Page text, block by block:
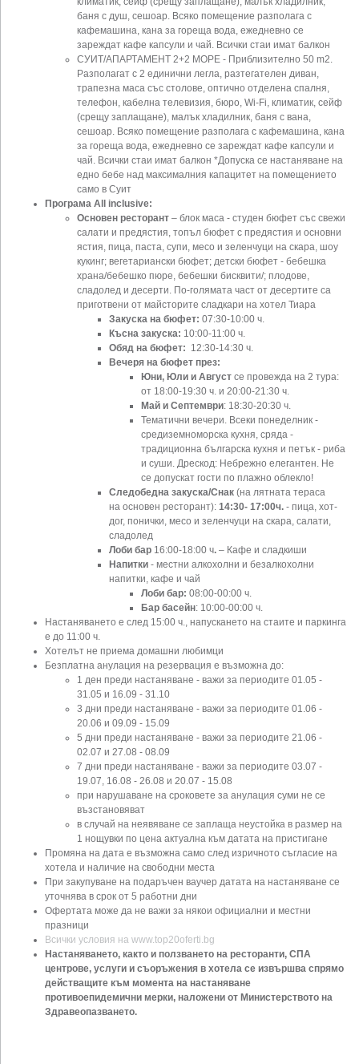
баня с душ, сешоар. Всяко помещение разполага с
кафемашина, кана за гореща вода, ежедневно се
зареждат кафе капсули и чай. Всички стаи имат балкон
СУИТ/АПАРТАМЕНТ 2+2 МОРЕ - Приблизително 50 m2.
Разполагат с 2 единични легла, разтегателен диван,
трапезна маса със столове, оптично отделена спалня,
телефон, кабелна телевизия, бюро, Wi-Fi, климатик, сейф
(срещу заплащане), малък хладилник, баня с вана,
сешоар. Всяко помещение разполага с кафемашина, кана
за гореща вода, ежедневно се зареждат кафе капсули и
чай. Всички стаи имат балкон *Допуска се настаняване на
едно бебе над максималния капацитет на помещението
само в Суит
Програма All inclusive:
Основен ресторант – блок маса - студен бюфет със свежи
салати и предястия, топъл бюфет с предястия и основни
ястия, пица, паста, супи, месо и зеленчуци на скара, шоу
кукинг; вегетариански бюфет; детски бюфет - бебешка
храна/бебешко пюре, бебешки бисквити/; плодове,
сладолед и десерти. По-голямата част от десертите са
приготвени от майсторите сладкари на хотел Тиара
Закуска на бюфет: 07:30-10:00 ч.
Късна закуска: 10:00-11:00 ч.
Обяд на бюфет: 12:30-14:30 ч.
Вечеря на бюфет през:
Юни, Юли и Август се провежда на 2 тура:
от 18:00-19:30 ч. и 20:00-21:30 ч.
Май и Септември: 18:30-20:30 ч.
Тематични вечери. Всеки понеделник -
средиземноморска кухня, сряда -
традиционна българска кухня и петък - риба
и суши. Дрескод: Небрежно елегантен. Не
се допускат гости по плажно облекло!
Следобедна закуска/Снак (на лятната тераса
на основен ресторант): 14:30- 17:00ч. - пица, хот-
дог, понички, месо и зеленчуци на скара, салати,
сладолед
Лоби бар 16:00-18:00 ч. – Кафе и сладкиши
Напитки - местни алкохолни и безалкохолни
напитки, кафе и чай
Лоби бар: 08:00-00:00 ч.
Бар басейн: 10:00-00:00 ч.
Настаняването е след 15:00 ч., напускането на стаите и паркинга
е до 11:00 ч.
Хотелът не приема домашни любимци
Безплатна анулация на резервация е възможна до:
1 ден преди настаняване - важи за периодите 01.05 -
31.05 и 16.09 - 31.10
3 дни преди настаняване - важи за периодите 01.06 -
20.06 и 09.09 - 15.09
5 дни преди настаняване - важи за периодите 21.06 -
02.07 и 27.08 - 08.09
7 дни преди настаняване - важи за периодите 03.07 -
19.07, 16.08 - 26.08 и 20.07 - 15.08
при нарушаване на сроковете за анулация суми не се
възстановяват
в случай на неявяване се заплаща неустойка в размер на
1 нощувки по цена актуална към датата на пристигане
Промяна на дата е възможна само след изричното съгласие на
хотела и наличие на свободни места
При закупуване на подаръчен ваучер датата на настаняване се
уточнява в срок от 5 работни дни
Офертата може да не важи за някои официални и местни
празници
Всички условия на www.top20oferti.bg
Настаняването, както и ползването на ресторанти, СПА
центрове, услуги и съоръжения в хотела се извършва спрямо
действащите към момента на настаняване
противоепидемични мерки, наложени от Министерството на
Здравеопазването.